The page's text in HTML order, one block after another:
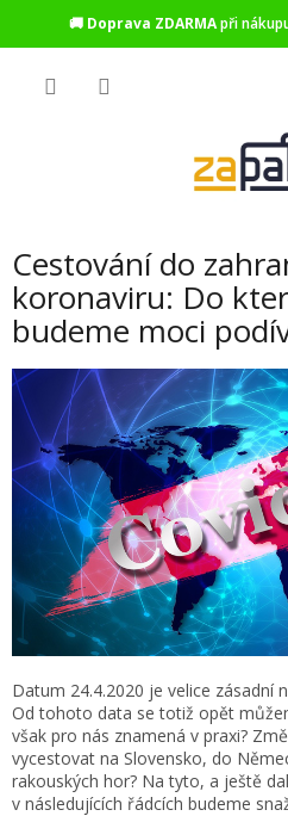
🚚 Doprava ZDARMApři
Cestování do
koronaviru: Do
budeme moci
Datum 24.4.2020 je velice zásadní
Od tohoto data se totiž opět
však pro nás znamená v praxi?
vycestovat na Slovensko, do
rakouských hor? Na tyto, a ještě
v následujících řádcích budeme